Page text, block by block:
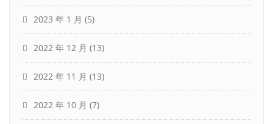
2023 年 1 月 (5)
2022 年 12 月 (13)
2022 年 11 月 (13)
2022 年 10 月 (7)